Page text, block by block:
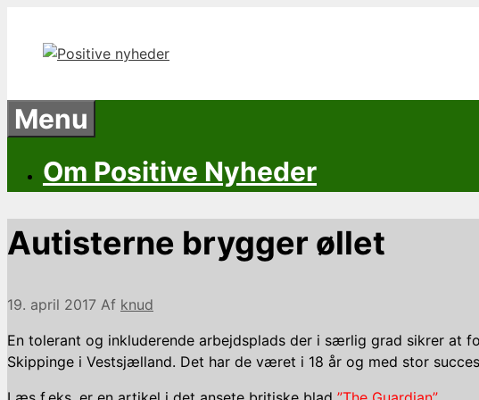
indhold
Menu
Om Positive Nyheder
Autisterne brygger øllet
19. april 2017 Af knud
En tolerant og inkluderende arbejdsplads der i særlig grad sikrer at
Skippinge i Vestsjælland. Det har de været i 18 år og med stor